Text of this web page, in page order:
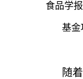
食品学报
基金
随